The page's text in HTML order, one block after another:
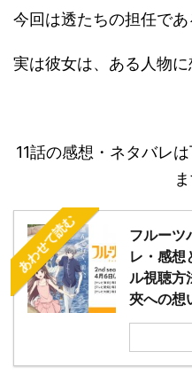
今回は透たちの担任であ
実は彼女は、ある人物
11話の感想・ネタバレ
あわせて読む
フルーツ
レ・感想
ル視聴方
夾への想